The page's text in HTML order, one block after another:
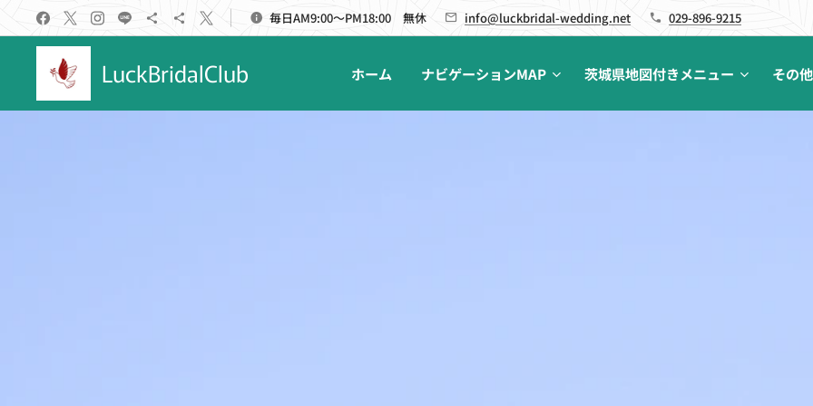
毎日AM9:00～PM18:00 無休 info@luckbridal-wedding.net 029-896-9215
LuckBridalClub ホーム ナビゲーションMAP 茨城県地図付きメニュー その他